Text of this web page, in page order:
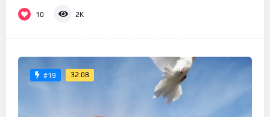
10 2K
#19 32:08